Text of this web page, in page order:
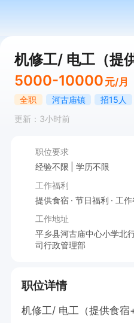
机修工/ 电工（提
5000-10000 元/月
全职 河古庙镇
招15人
更新：3小时前
职位要求
经验不限
学历不限
工作福利
提供食宿
节日福利 工作
工作地址
平乡县河古庙中心小学北
司行政管理部
职位详情
机修工/ 电工（提供食宿